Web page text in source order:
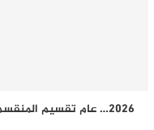
2026… عام تقسيم المنقسم